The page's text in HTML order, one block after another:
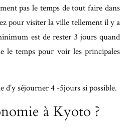
pas le temps de tout faire dans
pour visiter la ville tellement il y a
est de rester 3 jours quand
le temps pour voir les principales
d’y séjourner 4 -5jours si possible.
à Kyoto ?